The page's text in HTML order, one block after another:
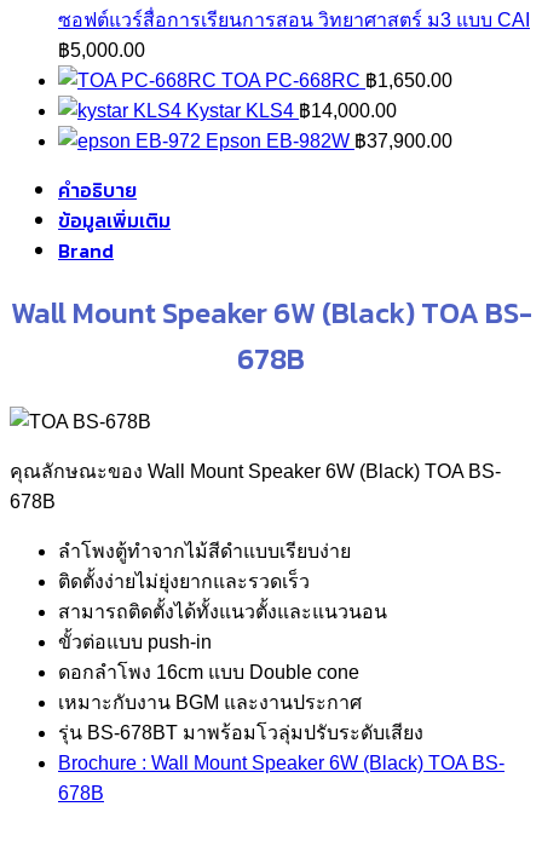
ซอฟต์แวร์สื่อการเรียนการสอน วิทยาศาสตร์ ม3 แบบ CAI
฿5,000.00
TOA PC-668RC ฿1,650.00
Kystar KLS4 ฿14,000.00
Epson EB-982W ฿37,900.00
คำอธิบาย
ข้อมูลเพิ่มเติม
Brand
Wall Mount Speaker 6W (Black) TOA BS-
678B
คุณลักษณะของ Wall Mount Speaker 6W (Black) TOA BS-
678B
ลำโพงตู้ทำจากไม้สีดำแบบเรียบง่าย
ติดตั้งง่ายไม่ยุ่งยากและรวดเร็ว
สามารถติดตั้งได้ทั้งแนวตั้งและแนวนอน
ขั้วต่อแบบ push-in
ดอกลำโพง 16cm แบบ Double cone
เหมาะกับงาน BGM และงานประกาศ
รุ่น BS-678BT มาพร้อมโวลุ่มปรับระดับเสียง
Brochure : Wall Mount Speaker 6W (Black) TOA BS-
678B